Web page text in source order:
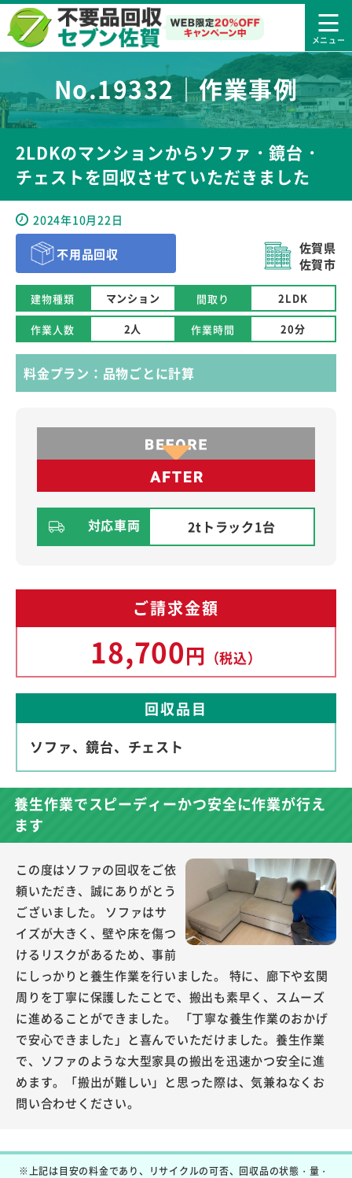
No.19332｜作業事例
2LDKのマンションからソファ・鏡台・
チェストを回収させていただきました
2024年10月22日
不用品回収
佐賀県
佐賀市
建物種類 マンション 間取り 2LDK
作業人数 2人 作業時間 20分
料金プラン：品物ごとに計算
対応車両 2tトラック1台
ご請求金額
18,700円 （税込）
回収品目
ソファ、鏡台、チェスト
養生作業でスピーディーかつ安全に作業が行え
ます
この度はソファの回収をご依
頼いただき、誠にありがとう
ございました。 ソファはサ
イズが大きく、壁や床を傷つ
けるリスクがあるため、事前
にしっかりと養生作業を行いました。 特に、廊下や玄関
周りを丁寧に保護したことで、搬出も素早く、スムーズ
に進めることができました。 「丁寧な養生作業のおかげ
で安心できました」と喜んでいただけました。養生作業
で、ソファのような大型家具の搬出を迅速かつ安全に進
めます。「搬出が難しい」と思った際は、気兼ねなくお
問い合わせください。
※上記は目安の料金であり、リサイクルの可否、回収品の状態・量・